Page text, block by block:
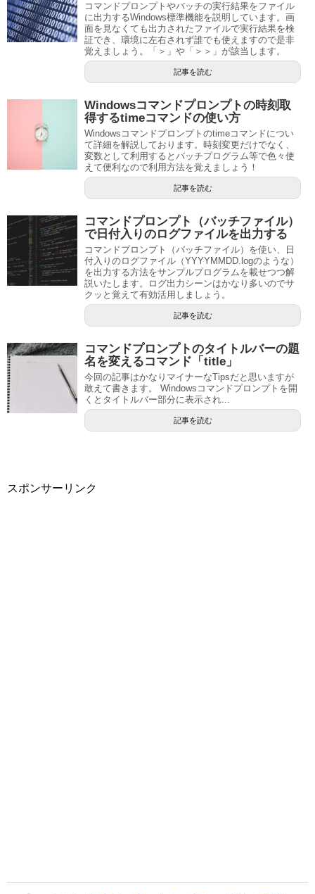
コマンドプロンプトやバッチの実行結果をファイル
に出力するWindows標準機能を説明しています。画
面を見なくても出力されたファイルで実行結果を検
証でき、環境に左右されず誰でも使えますので是非
覚えましょう。「＞」や「＞＞」が該当します。
記事を読む
Windowsコマンドプロンプトの時刻取
得するtimeコマンドの使い方
Windowsコマンドプロンプトのtimeコマンドについ
て詳細を解説しております。時刻変更だけでなく、
変数として利用するとバッチプログラム等で色々使
えて便利なので利用方法を覚えましょう！
記事を読む
コマンドプロンプト（バッチファイル）
で日付入りのログファイルを出力する
コマンドプロンプト（バッチファイル）を使い、日
付入りのログファイル（YYYYMMDD.logのような）
を出力する方法をサンプルプログラムを載せつつ解
説いたします。ログ出力シーンはかなり多いのでサ
クッと覚えて有効活用しましょう。
記事を読む
コマンドプロンプトのタイトルバーの題
名を変えるコマンド「title」
今回の記事はかなりマイナーなTipsだと思いますが
敢えて書きます。 Windowsコマンドプロンプトを開
くとタイトルバー部分に表示され...
記事を読む
スポンサーリンク